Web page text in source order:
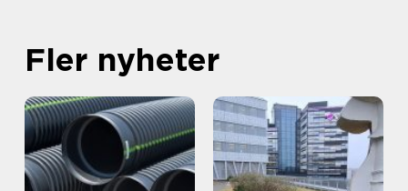
Fler nyheter